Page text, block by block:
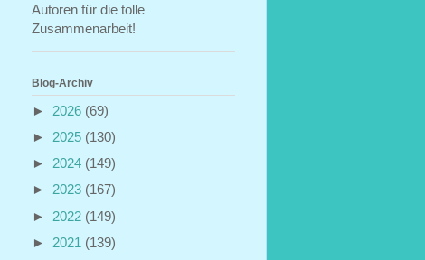
Autoren für die tolle
Zusammenarbeit!
Blog-Archiv
► 2026 (69)
► 2025 (130)
► 2024 (149)
► 2023 (167)
► 2022 (149)
► 2021 (139)